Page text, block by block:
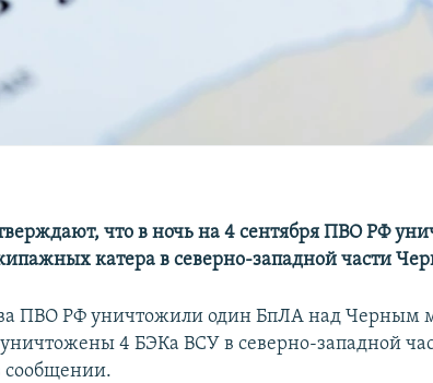
что в ночь на 4 сентября ПВО РФ
катера в северно-западной части
ПВО РФ уничтожили один БпЛА над Черным
4 БЭКа ВСУ в северно-западной
сообщении.